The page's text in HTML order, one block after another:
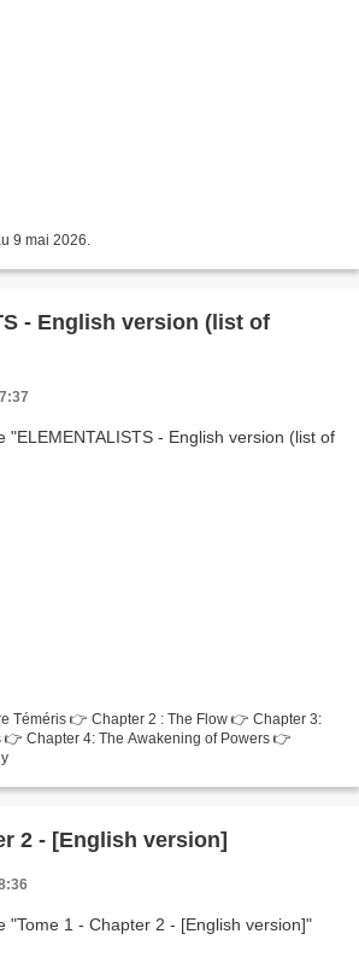
9 mai 2026.
- English version (list of
Téméris 👉️ Chapter 2 : The Flow 👉️ Chapter 3:
👉️ Chapter 4: The Awakening of Powers 👉️
2 - [English version]